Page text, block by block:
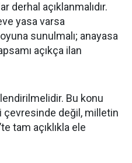
derhal açıklanmalıdır.
yasa varsa
sunulmalı; anayasa
açıkça ilan
Bu konu
çevresinde değil, milletin
tam açıklıkla ele